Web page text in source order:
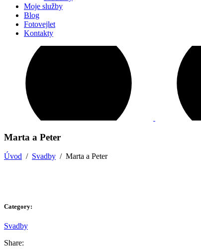
Moje služby
Blog
Fotovejlet
Kontakty
Marta a Peter
Úvod / Svadby / Marta a Peter
Category:
Svadby
Share: